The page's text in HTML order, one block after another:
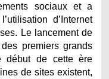
sociaux et a
d’Internet
Le lancement de
premiers grands
début de cette ère
de sites existent,